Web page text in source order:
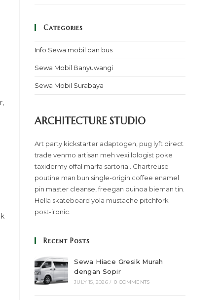
Categories
Info Sewa mobil dan bus
Sewa Mobil Banyuwangi
Sewa Mobil Surabaya
ARCHITECTURE STUDIO
Art party kickstarter adaptogen, pug lyft direct
trade venmo artisan meh vexillologist poke
taxidermy offal marfa sartorial. Chartreuse
poutine man bun single-origin coffee enamel
pin master cleanse, freegan quinoa bieman tin.
Hella skateboard yola mustache pitchfork
post-ironic.
Recent Posts
Sewa Hiace Gresik Murah
dengan Sopir
JULY 15, 2026 / 0 COMMENTS